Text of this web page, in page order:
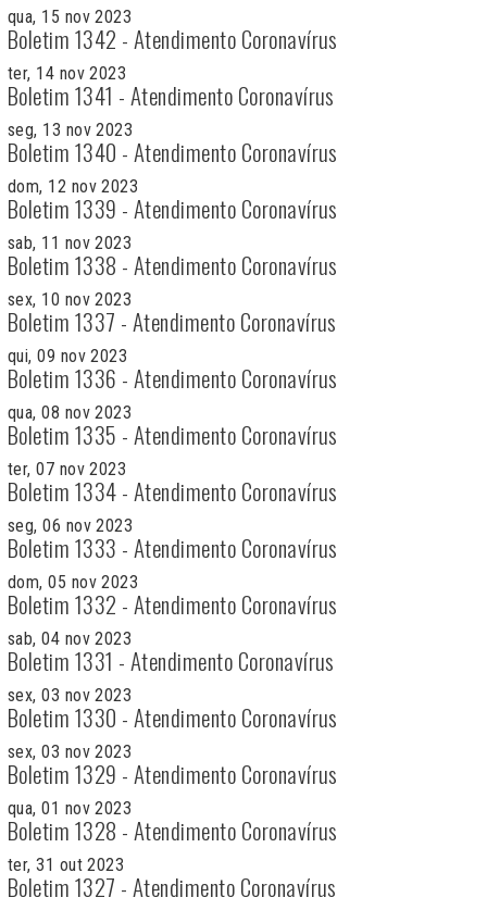
qua, 15 nov 2023
Boletim 1342 - Atendimento Coronavírus
ter, 14 nov 2023
Boletim 1341 - Atendimento Coronavírus
seg, 13 nov 2023
Boletim 1340 - Atendimento Coronavírus
dom, 12 nov 2023
Boletim 1339 - Atendimento Coronavírus
sab, 11 nov 2023
Boletim 1338 - Atendimento Coronavírus
sex, 10 nov 2023
Boletim 1337 - Atendimento Coronavírus
qui, 09 nov 2023
Boletim 1336 - Atendimento Coronavírus
qua, 08 nov 2023
Boletim 1335 - Atendimento Coronavírus
ter, 07 nov 2023
Boletim 1334 - Atendimento Coronavírus
seg, 06 nov 2023
Boletim 1333 - Atendimento Coronavírus
dom, 05 nov 2023
Boletim 1332 - Atendimento Coronavírus
sab, 04 nov 2023
Boletim 1331 - Atendimento Coronavírus
sex, 03 nov 2023
Boletim 1330 - Atendimento Coronavírus
sex, 03 nov 2023
Boletim 1329 - Atendimento Coronavírus
qua, 01 nov 2023
Boletim 1328 - Atendimento Coronavírus
ter, 31 out 2023
Boletim 1327 - Atendimento Coronavírus